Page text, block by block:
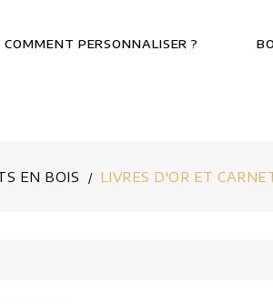
PERSONNALISER ?
EN BOIS LIVRES D'OR ET